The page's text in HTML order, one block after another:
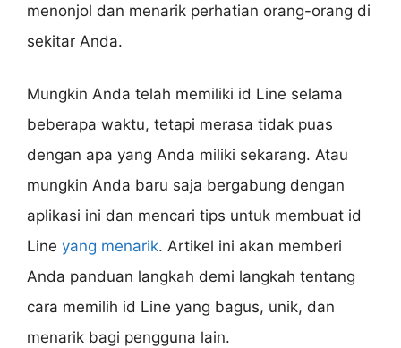
menonjol dan menarik perhatian orang-orang di
sekitar Anda.
Mungkin Anda telah memiliki id Line selama
beberapa waktu, tetapi merasa tidak puas
dengan apa yang Anda miliki sekarang. Atau
mungkin Anda baru saja bergabung dengan
aplikasi ini dan mencari tips untuk membuat id
Line yang menarik. Artikel ini akan memberi
Anda panduan langkah demi langkah tentang
cara memilih id Line yang bagus, unik, dan
menarik bagi pengguna lain.